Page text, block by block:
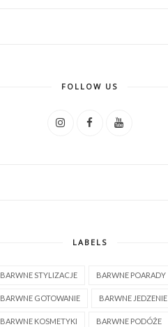
FOLLOW US
LABELS
BARWNE STYLIZACJE BARWNE POARADY
BARWNE GOTOWANIE BARWNE JEDZENIE
BARWNE KOSMETYKI BARWNE PODÓŻE